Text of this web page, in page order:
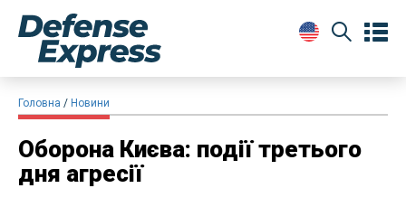
Головна Новини
Оборона Києва: події третього
дня агресії